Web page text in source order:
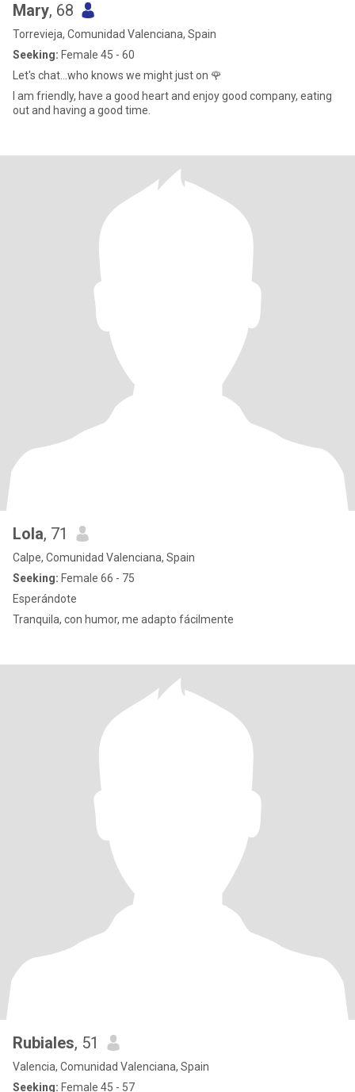
Mary, 68
Torrevieja, Comunidad Valenciana, Spain
Seeking: Female 45 - 60
Let's chat...who knows we might just on 🌹
I am friendly, have a good heart and enjoy good company, eating
out and having a good time.
Lola, 71
Calpe, Comunidad Valenciana, Spain
Seeking: Female 66 - 75
Esperándote
Tranquila, con humor, me adapto fácilmente
Rubiales, 51
Valencia, Comunidad Valenciana, Spain
Seeking: Female 45 - 57